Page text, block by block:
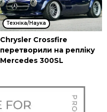
Техніка/Наука
Chrysler Crossfire
перетворили на репліку
Mercedes 300SL